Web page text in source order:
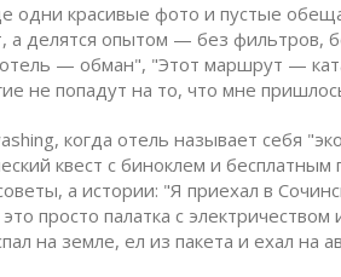
одни красивые фото и пустые
делятся опытом — без фильтров,
— обман", "Этот маршрут —
не попадут на то, что мне
, когда отель называет себя
квест с биноклем и бесплатным
а истории: "Я приехал в
просто палатка с
на земле, ел из пакета и ехал на